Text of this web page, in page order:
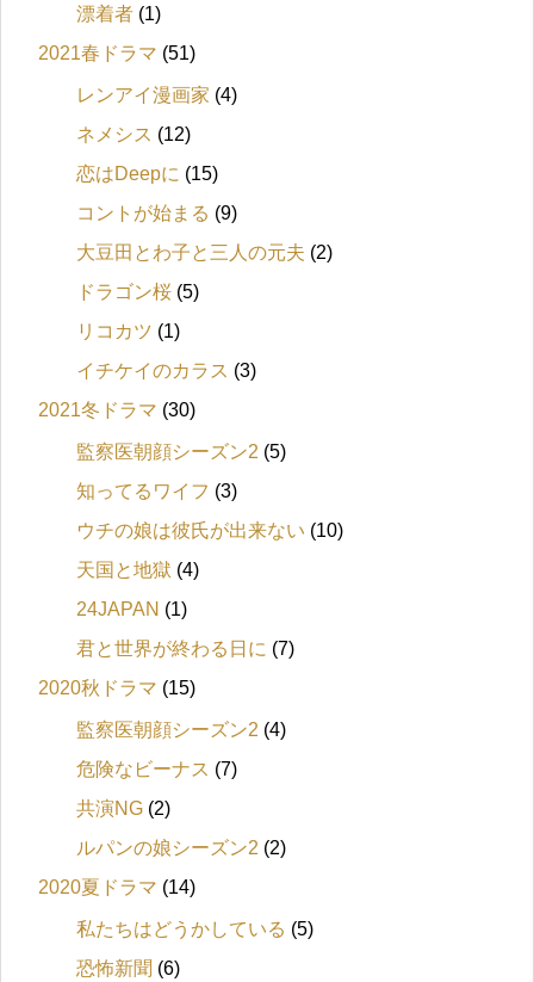
漂着者 (1)
2021春ドラマ (51)
レンアイ漫画家 (4)
ネメシス (12)
恋はDeepに (15)
コントが始まる (9)
大豆田とわ子と三人の元夫 (2)
ドラゴン桜 (5)
リコカツ (1)
イチケイのカラス (3)
2021冬ドラマ (30)
監察医朝顔シーズン2 (5)
知ってるワイフ (3)
ウチの娘は彼氏が出来ない (10)
天国と地獄 (4)
24JAPAN (1)
君と世界が終わる日に (7)
2020秋ドラマ (15)
監察医朝顔シーズン2 (4)
危険なビーナス (7)
共演NG (2)
ルパンの娘シーズン2 (2)
2020夏ドラマ (14)
私たちはどうかしている (5)
恐怖新聞 (6)